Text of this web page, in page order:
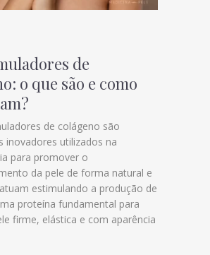
de
o que são e como
de colágeno são
inovadores utilizados na
para promover o
da pele de forma natural e
estimulando a produção de
proteína fundamental para
firme, elástica e com aparência